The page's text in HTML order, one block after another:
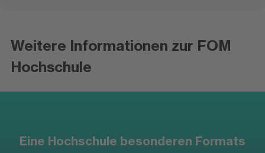
Weitere Informationen zur FOM
Hochschule
Eine Hochschule besonderen Formats